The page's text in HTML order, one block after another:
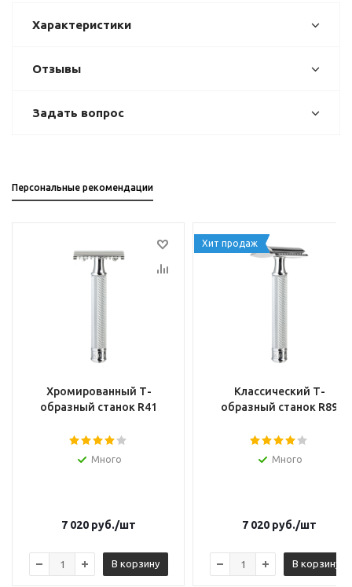
Характеристики
Отзывы
Задать вопрос
Персональные рекомендации
Хромированный Т-
образный станок R41
Много
7 020 руб./шт
В корзину
Хит продаж
Классический Т-
образный станок R89
Много
7 020 руб./шт
В корзину